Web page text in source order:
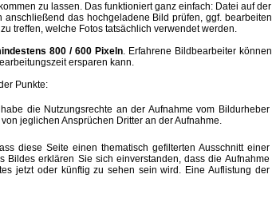
zu lassen. Das funktioniert ganz einfach: Datei auf der
das hochgeladene Bild prüfen, ggf. bearbeiten
treffen, welche Fotos tatsächlich verwendet werden.
800 / 600 Pixeln. Erfahrene Bildbearbeiter können
ersparen kann.
Punkte:
die Nutzungsrechte an der Aufnahme vom Bildurheber
jeglichen Ansprüchen Dritter an der Aufnahme.
diese Seite einen thematisch gefilterten Ausschnitt einer
Bildes erklären Sie sich einverstanden, dass die Aufnahme
jetzt oder künftig zu sehen sein wird. Eine Auflistung der